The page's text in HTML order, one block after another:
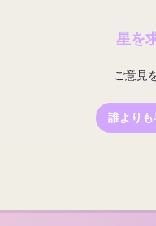
星を
ご意見
誰よりも